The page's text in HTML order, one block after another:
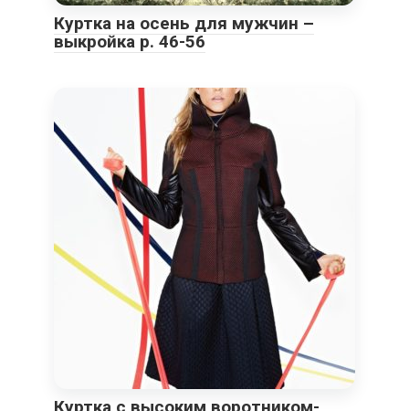
Куртка на осень для мужчин –
выкройка р. 46-56